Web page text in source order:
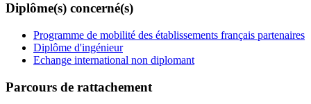
Diplôme(s) concerné(s)
Programme de mobilité des établissements français partenaires
Diplôme d'ingénieur
Echange international non diplomant
Parcours de rattachement